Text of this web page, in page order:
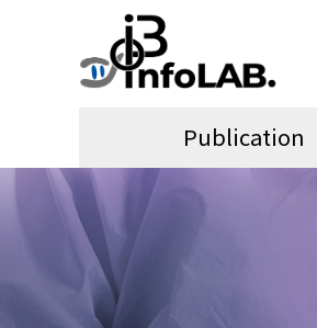
Publication